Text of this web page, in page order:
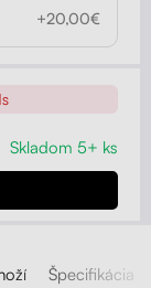
+20,00€
Skladom 5+ ks
Špecifikácia